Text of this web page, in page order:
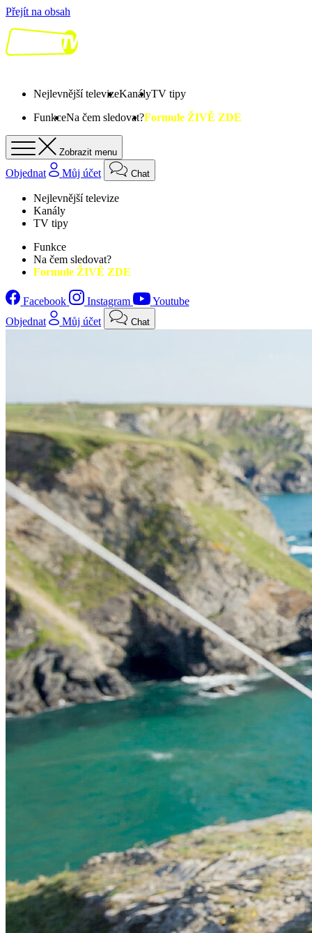
Přejít na obsah
Nejlevnější televizeKanályTV tipy
FunkceNa čem sledovat?Formule ŽIVĚ ZDE
Zobrazit menu
Objednat Můj účet Chat
Nejlevnější televize
Kanály
TV tipy
Funkce
Na čem sledovat?
Formule ŽIVĚ ZDE
Facebook Instagram
Youtube
Objednat
Můj účet Chat